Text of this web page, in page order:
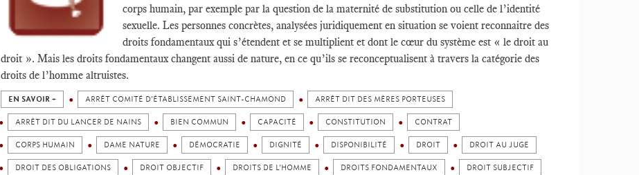
corps humain, par exemple par la question de la maternité de substitution ou celle de l’identité
sexuelle. Les personnes concrètes, analysées juridiquement en situation se voient reconnaitre des
droits fondamentaux qui s’étendent et se multiplient et dont le cœur du système est « le droit au
droit ». Mais les droits fondamentaux changent aussi de nature, en ce qu’ils se reconceptualisent à travers la catégorie des
droits de l’homme altruistes.
EN SAVOIR + ARRÊT COMITÉ D'ÉTABLISSEMENT SAINT-CHAMOND ARRÊT DIT DES MÈRES PORTEUSES
ARRÊT DIT DU LANCER DE NAINS BIEN COMMUN CAPACITÉ CONSTITUTION CONTRAT
CORPS HUMAIN DAME NATURE DÉMOCRATIE DIGNITÉ DISPONIBILITÉ DROIT DROIT AU JUGE
DROIT DES OBLIGATIONS DROIT OBJECTIF DROITS DE L’HOMME DROITS FONDAMENTAUX DROIT SUBJECTIF